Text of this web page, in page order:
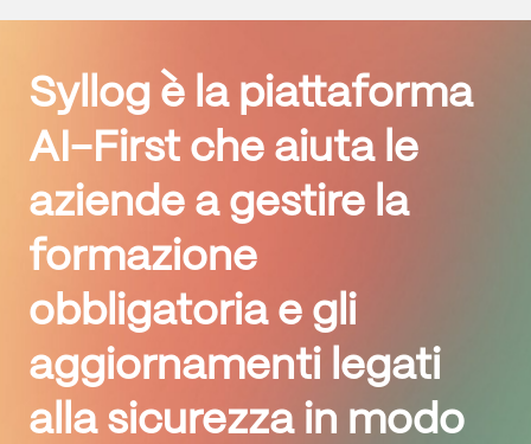
Syllog è la piattaforma
AI-First che aiuta le
aziende a gestire la
formazione
obbligatoria e gli
aggiornamenti legati
alla sicurezza in modo